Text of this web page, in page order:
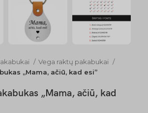
Vega raktų pakabukai
„Mama, ačiū, kad esi”
„Mama, ačiū, kad